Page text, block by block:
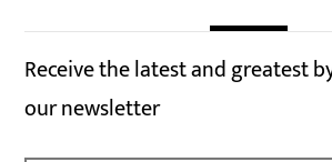
Receive the latest and greatest
our newsletter